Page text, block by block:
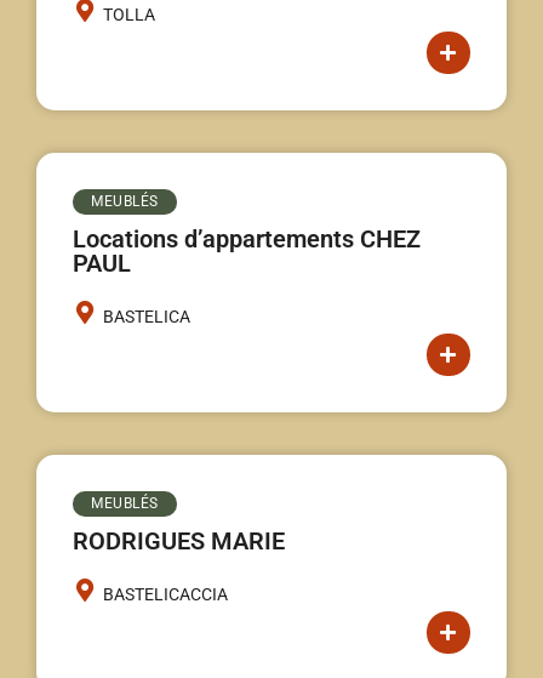
TOLLA
MEUBLÉS
Locations d’appartements CHEZ
PAUL
BASTELICA
MEUBLÉS
RODRIGUES MARIE
BASTELICACCIA